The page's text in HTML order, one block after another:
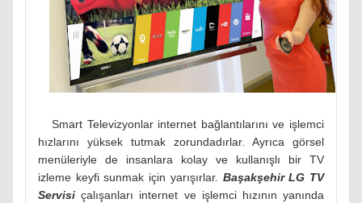
Smart Televizyonlar internet bağlantılarını ve işlemci
hızlarını yüksek tutmak zorundadırlar. Ayrıca görsel
menüleriyle de insanlara kolay ve kullanışlı bir TV
izleme keyfi sunmak için yarışırlar. Başakşehir LG TV
Servisi çalışanları internet ve işlemci hızının yanında